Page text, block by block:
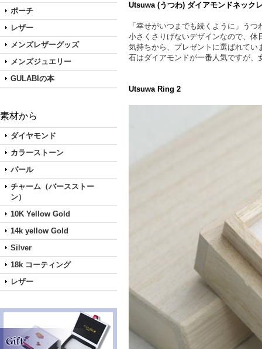
ポーチ
レザー
メンズレザーグッズ
メンズジュエリー
GULABIの本
素材から
ダイヤモンド
カラーストーン
パール
チャーム（バースストー
ン）
10K Yellow Gold
14k yellow Gold
Silver
18k コーティング
レザー
Utsuwa (うつわ) ダイアモンドネック
「幸せがいつまでも続くように」う
小さくさりげないデザインなので、
気持ちから、プレゼントに選ばれてい
石はダイアモンドが一番人気ですが
Utsuwa Ring 2